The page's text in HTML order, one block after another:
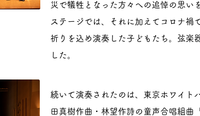
災で犠牲となった方々への追悼の思い
ステージでは、それに加えてコロナ禍
祈りを込め演奏した子どもたち。弦楽
した。
続いて演奏されたのは、東京ホワイト
田真樹作曲・林望作詩の童声合唱組曲